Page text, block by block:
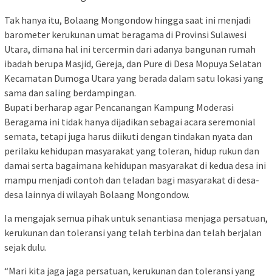
Tak hanya itu, Bolaang Mongondow hingga saat ini menjadi
barometer kerukunan umat beragama di Provinsi Sulawesi
Utara, dimana hal ini tercermin dari adanya bangunan rumah
ibadah berupa Masjid, Gereja, dan Pure di Desa Mopuya Selatan
Kecamatan Dumoga Utara yang berada dalam satu lokasi yang
sama dan saling berdampingan.
Bupati berharap agar Pencanangan Kampung Moderasi
Beragama ini tidak hanya dijadikan sebagai acara seremonial
semata, tetapi juga harus diikuti dengan tindakan nyata dan
perilaku kehidupan masyarakat yang toleran, hidup rukun dan
damai serta bagaimana kehidupan masyarakat di kedua desa ini
mampu menjadi contoh dan teladan bagi masyarakat di desa-
desa lainnya di wilayah Bolaang Mongondow.
Ia mengajak semua pihak untuk senantiasa menjaga persatuan,
kerukunan dan toleransi yang telah terbina dan telah berjalan
sejak dulu.
“Mari kita jaga jaga persatuan, kerukunan dan toleransi yang